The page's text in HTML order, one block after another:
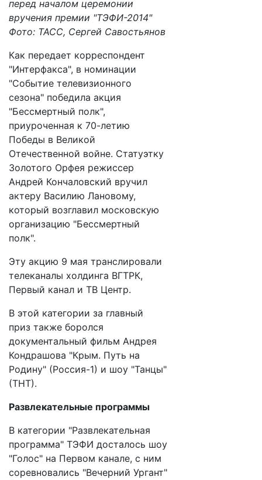
перед началом церемонии
вручения премии "ТЭФИ-2014"
Фото: ТАСС, Сергей Савостьянов
Как передает корреспондент
"Интерфакса", в номинации
"Событие телевизионного
сезона" победила акция
"Бессмертный полк",
приуроченная к 70-летию
Победы в Великой
Отечественной войне. Статуэтку
Золотого Орфея режиссер
Андрей Кончаловский вручил
актеру Василию Лановому,
который возглавил московскую
организацию "Бессмертный
полк".
Эту акцию 9 мая транслировали
телеканалы холдинга ВГТРК,
Первый канал и ТВ Центр.
В этой категории за главный
приз также боролся
документальный фильм Андрея
Кондрашова "Крым. Путь на
Родину" (Россия-1) и шоу "Танцы"
(ТНТ).
Развлекательные программы
В категории "Развлекательная
программа" ТЭФИ досталось шоу
"Голос" на Первом канале, с ним
соревновались "Вечерний Ургант"